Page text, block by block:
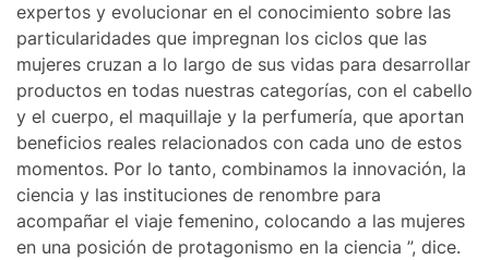
expertos y evolucionar en el conocimiento sobre las
particularidades que impregnan los ciclos que las
mujeres cruzan a lo largo de sus vidas para desarrollar
productos en todas nuestras categorías, con el cabello
y el cuerpo, el maquillaje y la perfumería, que aportan
beneficios reales relacionados con cada uno de estos
momentos. Por lo tanto, combinamos la innovación, la
ciencia y las instituciones de renombre para
acompañar el viaje femenino, colocando a las mujeres
en una posición de protagonismo en la ciencia ”, dice.